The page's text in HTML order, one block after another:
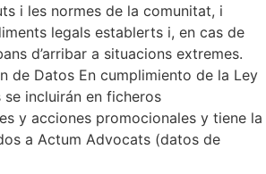
i les normes de la comunitat, i
legals establerts i, en cas de
d’arribar a situacions extremes.
de Datos En cumplimiento de la Ley
incluirán en ficheros
y acciones promocionales y tiene la
a Actum Advocats (datos de